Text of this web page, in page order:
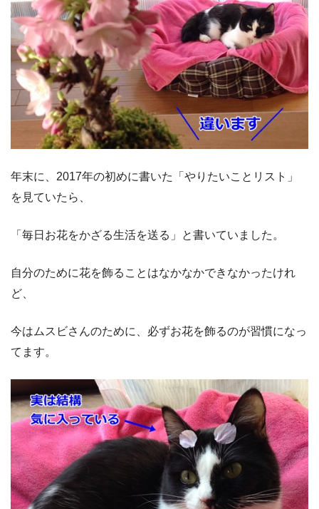
年末に、2017年の初めに書いた「やりたいことリスト」
を見ていたら、
「毎日お花をかざる生活を送る」と書いていました。
自分のために花を飾ることはなかなかできなかったけれ
ど、
今はムスビさんのために、必ずお花を飾るのが習慣になっ
てます。